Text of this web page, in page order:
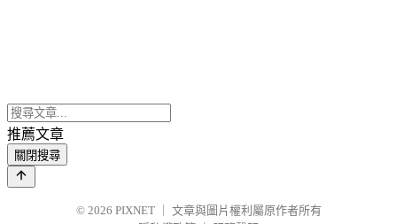
推薦文章
關閉搜尋
© 2026 PIXNET
文章與圖片權利屬原作者所有